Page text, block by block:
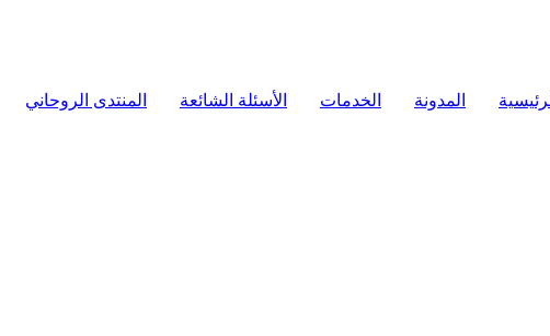
المدونة الخدمات الأسئلة الشائعة المنتدى الروحاني